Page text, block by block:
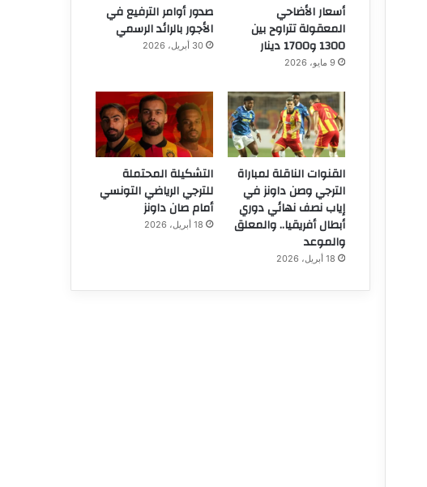
أسعار الأضاحي
المعقولة تتراوح بين
1300 و1700 دينار
9 مايو، 2026
صدور أوامر الترفيع في
الأجور بالرائد الرسمي
30 أبريل، 2026
القنوات الناقلة لمباراة
الترجي وصن داونز في
إياب نصف نهائي دوري
أبطال أفريقيا.. والمعلق
والموعد
18 أبريل، 2026
التشكيلة المحتملة
للترجي الرياضي التونسي
أمام صان داونز
18 أبريل، 2026